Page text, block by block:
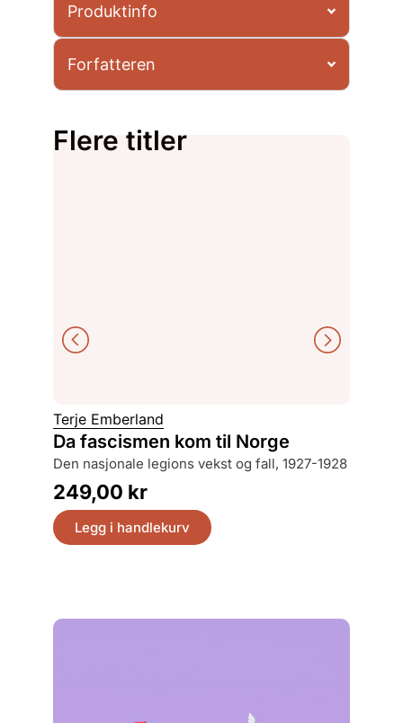
Produktinfo
Forfatteren
Flere titler
Terje Emberland
Da fascismen kom til Norge
den nasjonale legions vekst og fall, 1927-1928
249,00 kr
Legg i handlekurv